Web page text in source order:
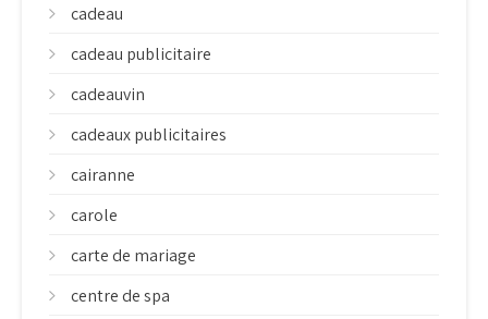
cadeau
cadeau publicitaire
cadeauvin
cadeaux publicitaires
cairanne
carole
carte de mariage
centre de spa